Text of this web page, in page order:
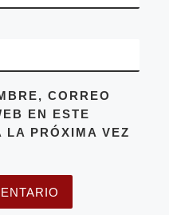
CORREO
EN ESTE
LA PRÓXIMA VEZ